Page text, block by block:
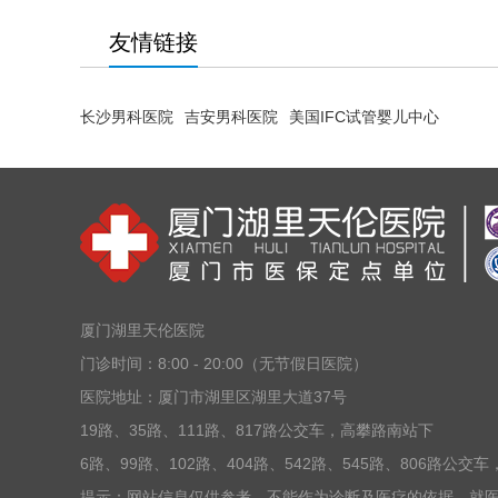
友情链接
长沙男科医院 吉安男科医院 美国IFC试管婴儿中心
厦门湖里天伦医院
门诊时间：8:00 - 20:00（无节假日医院）
医院地址：厦门市湖里区湖里大道37号
19路、35路、111路、817路公交车，高攀路南站下
6路、99路、102路、404路、542路、545路、806路公交车